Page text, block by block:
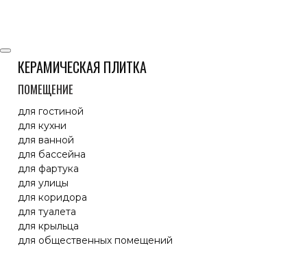
КЕРАМИЧЕСКАЯ ПЛИТКА
ПОМЕЩЕНИЕ
для гостиной
для кухни
для ванной
для бассейна
для фартука
для улицы
для коридора
для туалета
для крыльца
для общественных помещений